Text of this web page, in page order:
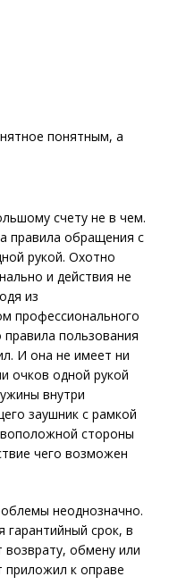
понятным, а
счету не в чем.
правила обращения с
рукой. Охотно
и действия не
из
профессионального
пользования
И она не имеет ни
очков одной рукой
внутри
заушник с рамкой
стороны
чего возможен
неоднозначно.
гарантийный срок, в
обмену или
приложил к оправе